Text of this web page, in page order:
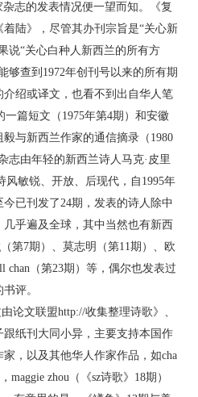
志的发表情况便一望而知。《复
陆》，尽管其办刊宗旨是“关心新
说“关心白种人新西兰的所有方
够查到1972年创刊号以来的所有期
绍或译文，也看不到出自华人笔
一篇短文（1975年第4期）和安徽
与新西兰作家的通信摘录（1980
志由年轻的新西兰诗人马克·皮里
风敏锐、开放、后现代，自1995年
已刊发了24期，发表的诗人除中
乎遍及全球，其中当然也有新西
第7期）、莫志明（第11期）、欧
chan（第23期）等，偶尔也发表过
评。
文联盟http://收集整理诗歌》、
跟纸刊大同小异，主要支持本国作
，以及其他华人作家作品，如cha
maggie zhou（《sz诗歌》18期）